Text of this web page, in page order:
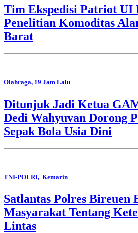
Tim Ekspedisi Patriot UI
Penelitian Komoditas
Barat
Olahraga, 19 Jam Lalu
Ditunjuk Jadi Ketua
Dedi Wahyuvan Dorong
Sepak Bola Usia Dini
TNI-POLRI, Kemarin
Satlantas Polres Bireuen
Masyarakat Tentang
Lintas